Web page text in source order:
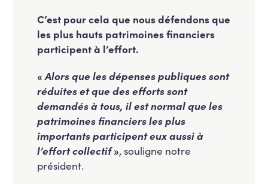
C’est pour cela que nous défendons que
les plus hauts patrimoines financiers
participent à l’effort.
«Alors que les dépenses publiques sont
réduites et que des efforts sont
demandés à tous, il est normal que les
patrimoines financiers les plus
importants participent eux aussi à
l’effort collectif», souligne notre
président.